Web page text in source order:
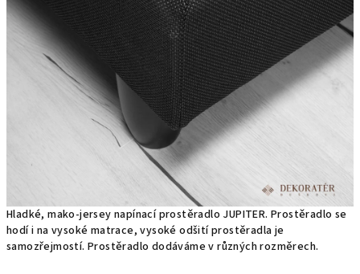
Hladké, mako-jersey napínací prostěradlo JUPITER. Prostěradlo se
hodí i na vysoké matrace, vysoké odšití prostěradla je
samozřejmostí. Prostěradlo dodáváme v různých rozměrech.